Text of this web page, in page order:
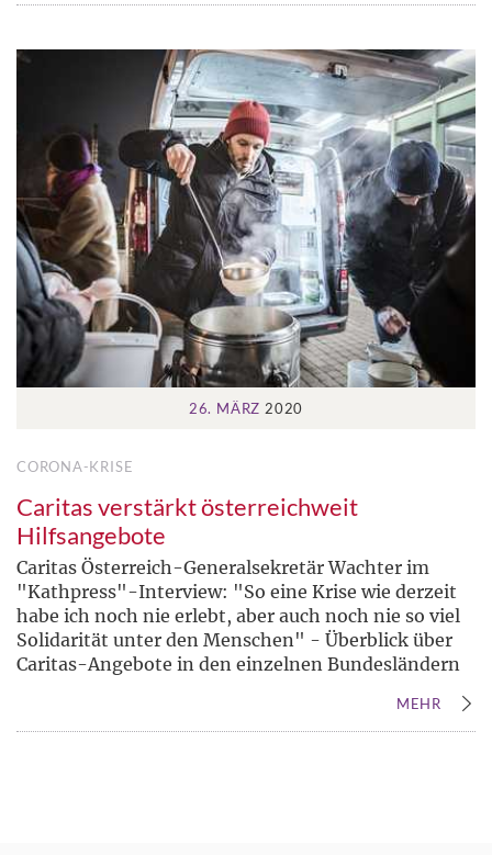
26. MÄRZ 2020
CORONA-KRISE
Caritas verstärkt österreichweit
Hilfsangebote
Caritas Österreich-Generalsekretär Wachter im
"Kathpress"-Interview: "So eine Krise wie derzeit
habe ich noch nie erlebt, aber auch noch nie so viel
Solidarität unter den Menschen" - Überblick über
Caritas-Angebote in den einzelnen Bundesländern
MEHR